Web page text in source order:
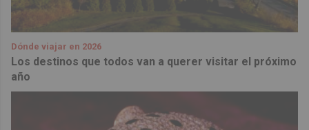
Dónde viajar en 2026
Los destinos que todos van a querer visitar el próximo
año